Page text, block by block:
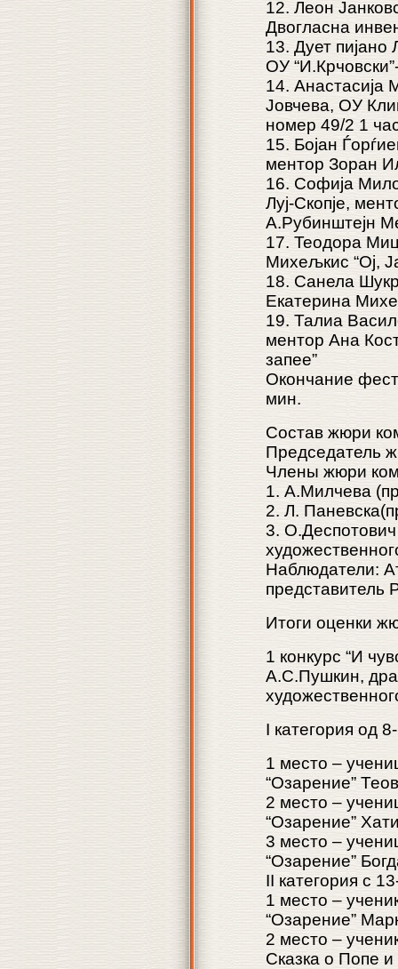
12. Леон
Двогласна
13. Дует
ОУ
14. Анастасија
Јовчева, ОУ
номер 49/2 1
15. Бојан
ментор Зоран
16. Софија
Луј-Скопје,
А.Рубинштејн
17. Teодора
Михељкис “Ој,
18. Санела
Екатерина
19. Талиа
ментор Ана
запее”
Окончание
мин.
Состав жюри
Председатель
Члены жюри
1. А.Милчева
2. Л.
3.
Наблюдатели:
представитель
Итоги оценки
1 конкурс “И
А.С.Пушкин,
I категория од
1 место –
“Озарение”
2 место –
“Озарение”
3 место –
“Озарение”
II категория с
1 место –
“Озарение”
2 место –
Сказка о Попе и